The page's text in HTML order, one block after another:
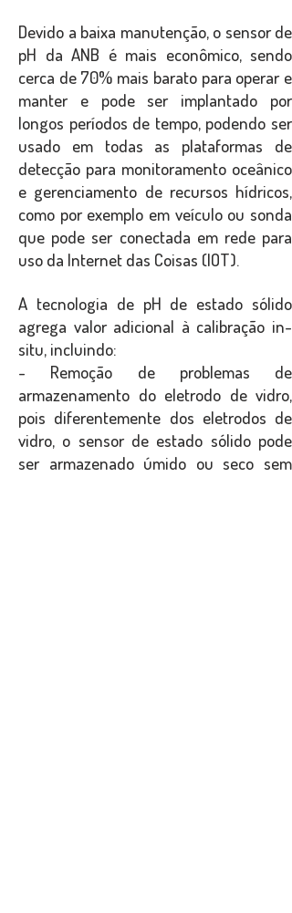
Devido a baixa manutenção, o sensor de
pH da ANB é mais econômico, sendo
cerca de 70% mais barato para operar e
manter e pode ser implantado por
longos períodos de tempo, podendo ser
usado em todas as plataformas de
detecção para monitoramento oceânico
e gerenciamento de recursos hídricos,
como por exemplo em veículo ou sonda
que pode ser conectada em rede para
uso da Internet das Coisas (IOT).
A tecnologia de pH de estado sólido
agrega valor adicional à calibração in-
situ, incluindo:
- Remoção de problemas de
armazenamento do eletrodo de vidro,
pois diferentemente dos eletrodos de
vidro, o sensor de estado sólido pode
ser armazenado úmido ou seco sem